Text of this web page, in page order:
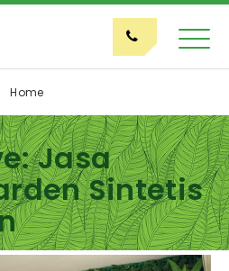
Home
Jasa
Sintetis